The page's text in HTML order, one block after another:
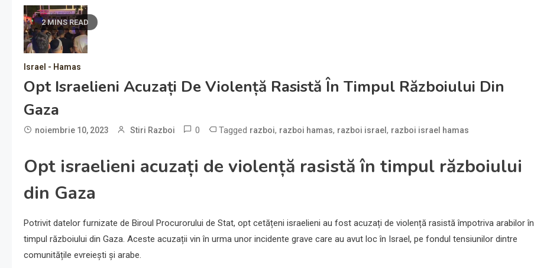
2 MINS READ
Israel - Hamas
Opt Israelieni Acuzați De Violență Rasistă În Timpul Războiului Din
Gaza
noiembrie 10, 2023 Stiri Razboi 0 Tagged razboi, razboi hamas, razboi israel , razboi israel hamas
Opt israelieni acuzați de violență rasistă în timpul războiului
din Gaza
Potrivit datelor furnizate de Biroul Procurorului de Stat, opt cetățeni israelieni au fost acuzați de violență rasistă împotriva arabilor în
timpul războiului din Gaza. Aceste acuzații vin în urma unor incidente grave care au avut loc în Israel, pe fondul tensiunilor dintre
comunitățile evreiești și arabe.